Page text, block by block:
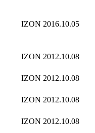
IZON 2016.10.05
IZON 2012.10.08
IZON 2012.10.08
IZON 2012.10.08
IZON 2012.10.08